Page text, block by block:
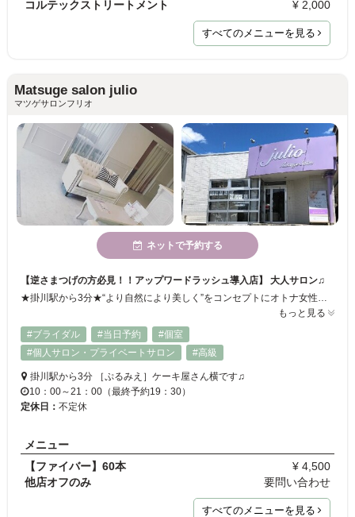
コルテックストリートメント
¥ 2,000
すべてのメニューを見る
Matsuge salon julio
マツゲサロンフリオ
ネットで予約する
【逆さまつげの方必見！！アップワードラッシュ導入店】 大人サロン♫
もっと見る
#ブライダル
#当日予約
#個室
#個人サロン・プライベートサロン
#高級
掛川駅から3分 ［ぷるみえ］ケーキ屋さん横です♫
10：00～21：00（最終予約19：30）
定休日： 不定休
メニュー
【ファイバー】60本
¥ 4,500
他店オフのみ
要問い合わせ
すべてのメニューを見る